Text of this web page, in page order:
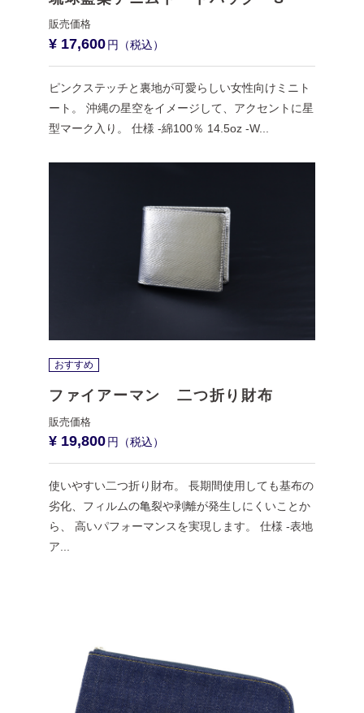
¥ 17,600
ピンクステッチと裏地が可愛らしい女性向けミニト
ート。 沖縄の星空をイメージして、アクセントに星
型マーク入り。 仕様 -綿100％ 14.5oz -W...
おすすめ
ファイアーマン 二つ折り財布
¥ 19,800
使いやすい二つ折り財布。 長期間使用しても基布の
劣化、フィルムの亀裂や剥離が発生しにくいことか
ら、 高いパフォーマンスを実現します。 仕様 -表地
ア...